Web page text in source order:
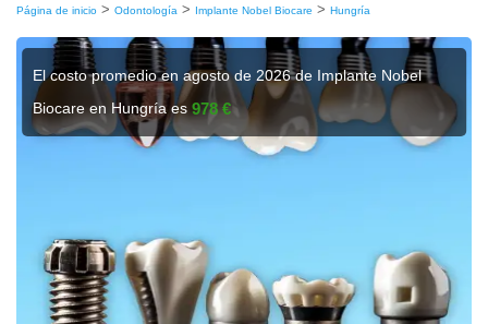
Página de inicio > Odontología > Implante Nobel Biocare > Hungría
El costo promedio en agosto de 2026 de Implante Nobel
Biocare en Hungría es978 €